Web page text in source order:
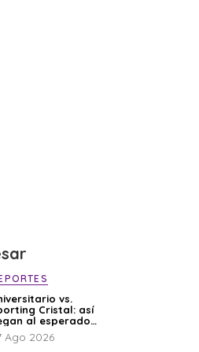
vs.
Cristal: así
al esperado
Ago 2026